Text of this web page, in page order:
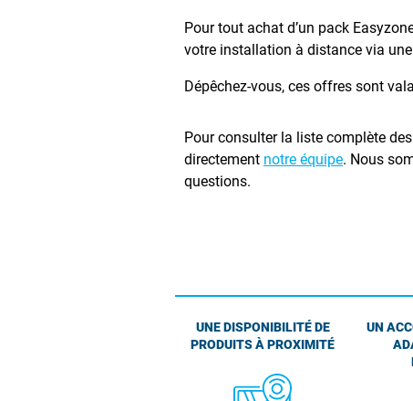
Pour tout achat d’un pack
votre installation à distance via
Dépêchez-vous, ces offres sont
Pour consulter la liste complète
directement notre équipe. Nous
questions.
UNE DISPONIBILITÉ DE
PRODUITS À PROXIMITÉ
UN